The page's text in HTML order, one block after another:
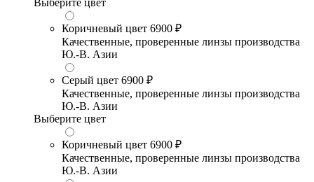
Выберите цвет
Коричневый цвет 6900 ₽
Качественные, проверенные линзы производства
Ю.-В. Азии
Серый цвет 6900 ₽
Качественные, проверенные линзы производства
Ю.-В. Азии
Выберите цвет
Коричневый цвет 6900 ₽
Качественные, проверенные линзы производства
Ю.-В. Азии